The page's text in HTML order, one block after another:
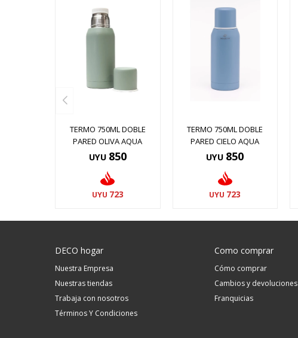
TERMO 750ML DOBLE
PARED OLIVA AQUA
UYU 850
UYU 723
TERMO 750ML DOBLE
PARED CIELO AQUA
UYU 850
UYU 723
DECO hogar
Nuestra Empresa
Nuestras tiendas
Trabaja con nosotros
Términos Y Condiciones
Como comprar
Cómo comprar
Cambios y devoluciones
Franquicias